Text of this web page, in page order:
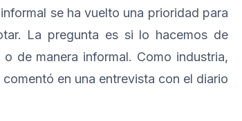
se ha vuelto una prioridad para
La pregunta es si lo hacemos de
de manera informal. Como industria,
en una entrevista con el diario